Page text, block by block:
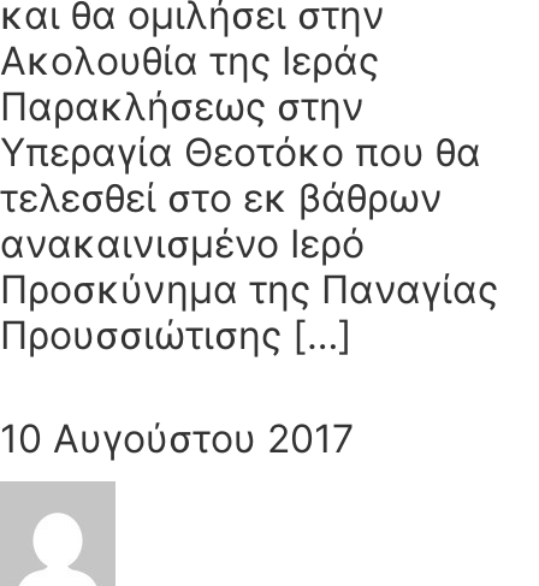
και θα ομιλήσει στην
Ακολουθία της Ιεράς
Παρακλήσεως στην
Υπεραγία Θεοτόκο που θα
τελεσθεί στο εκ βάθρων
ανακαινισμένο Ιερό
Προσκύνημα της Παναγίας
Προυσσιώτισης […]
10 Αυγούστου 2017